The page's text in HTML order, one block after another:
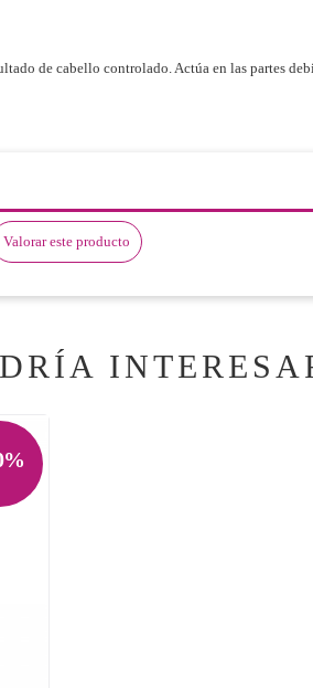
de cabello controlado. Actúa en las partes
Valorar este producto